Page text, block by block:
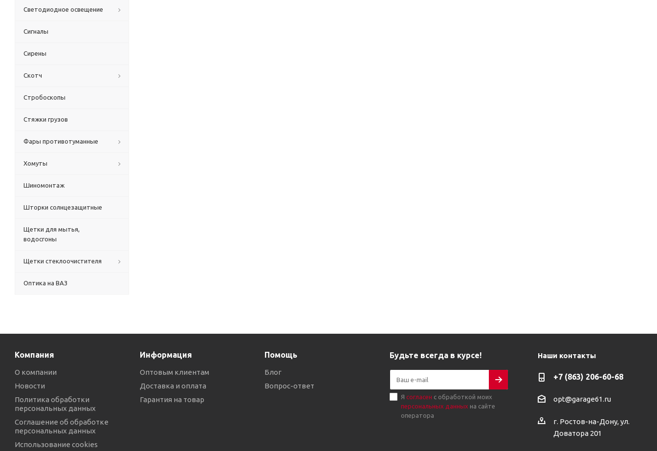
Светодиодное освещение
Сигналы
Сирены
Скотч
Стробоскопы
Стяжки грузов
Фары противотуманные
Хомуты
Шиномонтаж
Шторки солнцезащитные
Щетки для мытья,
водосгоны
Щетки стеклоочистителя
Оптика на ВАЗ
Компания
О компании
Новости
Политика обработки
персональных данных
Соглашение об обработке
персональных данных
Использование cookies
Информация
Оптовым клиентам
Доставка и оплата
Гарантия на товар
Помощь
Блог
Вопрос-ответ
Будьте всегда в курсе!
Я согласен с обработкой моих
персональных данных на сайте
оператора
Наши контакты
+7 (863) 206-60-68
opt@garage61.ru
г. Ростов-на-Дону, ул.
Доватора 201